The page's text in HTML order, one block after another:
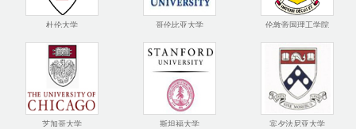
杜伦大学 哥伦比亚大学 伦敦帝国理工学院
芝加哥大学 斯坦福大学 宾夕法尼亚大学